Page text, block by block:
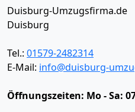
Duisburg-Umzugsfirma.de
Duisburg
Tel.: 01579-2482314
E-Mail: info@duisburg-
Öffnungszeiten: Mo - Sa: